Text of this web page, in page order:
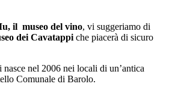
il museo del vino, vi suggeriamo di
dei Cavatappi che piacerà di sicuro
nel 2006 nei locali di un’antica
Comunale di Barolo.